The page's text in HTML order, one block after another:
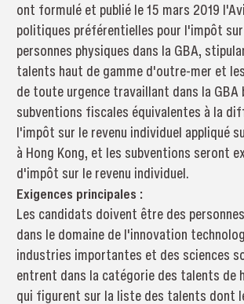
ont formulé et publié le 15 mars 2019
politiques préférentielles pour l'impôt
personnes physiques dans la GBA,
talents haut de gamme d'outre-mer et
de toute urgence travaillant dans la
subventions fiscales équivalentes à la
l'impôt sur le revenu individuel appliqué
à Hong Kong, et les subventions seront
d'impôt sur le revenu individuel.
Exigences principales :
Les candidats doivent être des
dans le domaine de l'innovation
industries importantes et des sciences
entrent dans la catégorie des talents de
qui figurent sur la liste des talents dont